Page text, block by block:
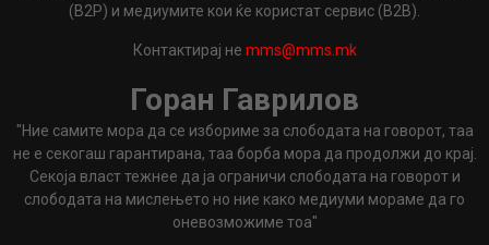
(B2P) и медиумите кои ќе користат сервис (B2B).
Контактирај не mms@mms.mk
Горан Гаврилов
"Ние самите мора да се избориме за слободата на говорот, таа
не е секогаш гарантирана, таа борба мора да продолжи до крај.
Секоја власт тежнее да ја ограничи слободата на говорот и
слободата на мислењето но ние како медиуми мораме да го
оневозможиме тоа"